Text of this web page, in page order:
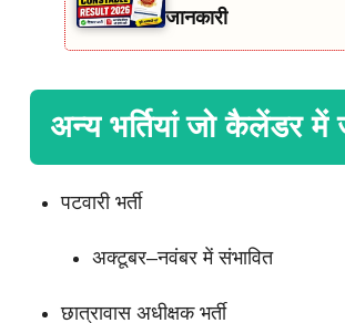
जानकारी
अन्य भर्तियां जो कैलेंडर
पटवारी भर्ती
अक्टूबर–नवंबर में संभावित
छात्रावास अधीक्षक भर्ती